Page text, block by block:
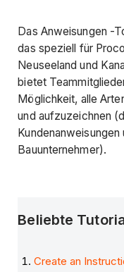
Das Anweisungen -
das speziell für
Neuseeland und
bietet
Möglichkeit, alle
und aufzuzeichnen
Kundenanweisungen
Bauunternehmer).
Beliebte
Create an